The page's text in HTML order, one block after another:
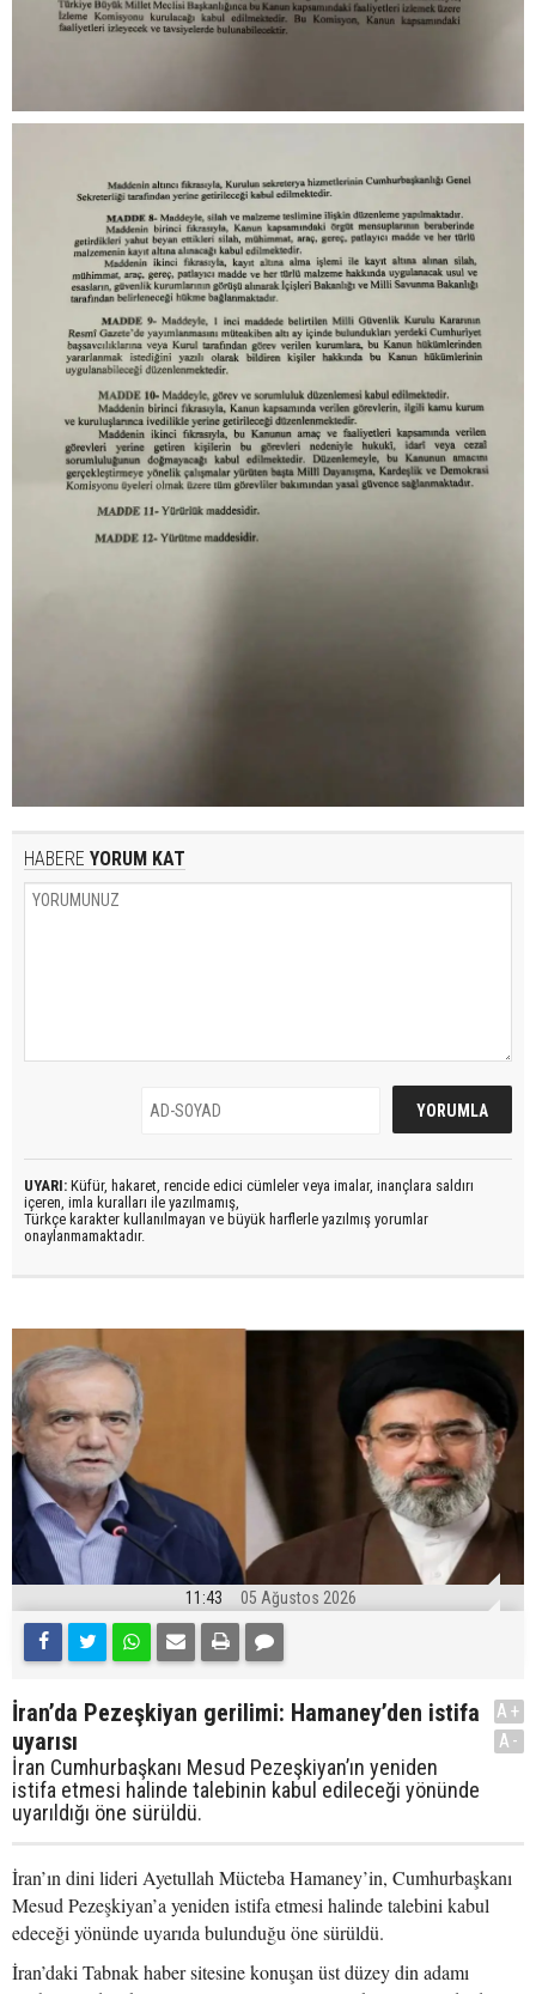
HABERE YORUM KAT
UYARI: Küfür, hakaret, rencide edici cümleler veya imalar, inançlara saldırı
içeren, imla kuralları ile yazılmamış,
Türkçe karakter kullanılmayan ve büyük harflerle yazılmış yorumlar
onaylanmamaktadır.
11:43 05 Ağustos 2026
İran’da Pezeşkiyan gerilimi: Hamaney’den istifa
uyarısı
İran Cumhurbaşkanı Mesud Pezeşkiyan’ın yeniden
istifa etmesi halinde talebinin kabul edileceği yönünde
uyarıldığı öne sürüldü.
A+
A-
İran’ın dini lideri Ayetullah Mücteba Hamaney’in, Cumhurbaşkanı
Mesud Pezeşkiyan’a yeniden istifa etmesi halinde talebini kabul
edeceği yönünde uyarıda bulunduğu öne sürüldü.
İran’daki Tabnak haber sitesine konuşan üst düzey din adamı